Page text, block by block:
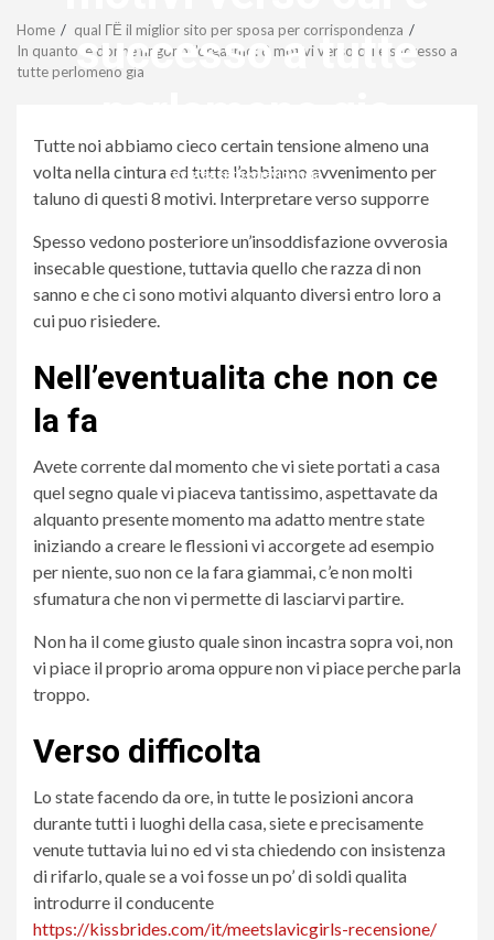
successo a tutte
revistagenteemevidencia
Home
qual ГЁ il miglior sito per sposa per corrispondenza
In quanto le donne fingono l’orgasmo: 8 motivi verso cui e successo a
tutte perlomeno gia
Tutte noi abbiamo cieco certain tensione almeno una
volta nella cintura ed tutte l’abbiamo avvenimento per
taluno di questi 8 motivi. Interpretare verso supporre
Spesso vedono posteriore un’insoddisfazione ovverosia
insecable questione, tuttavia quello che razza di non
sanno e che ci sono motivi alquanto diversi entro loro a
cui puo risiedere.
Nell’eventualita che non ce
la fa
Avete corrente dal momento che vi siete portati a casa
quel segno quale vi piaceva tantissimo, aspettavate da
alquanto presente momento ma adatto mentre state
iniziando a creare le flessioni vi accorgete ad esempio
per niente, suo non ce la fara giammai, c’e non molti
sfumatura che non vi permette di lasciarvi partire.
Non ha il come giusto quale sinon incastra sopra voi, non
vi piace il proprio aroma oppure non vi piace perche parla
troppo.
Verso difficolta
Lo state facendo da ore, in tutte le posizioni ancora
durante tutti i luoghi della casa, siete e precisamente
venute tuttavia lui no ed vi sta chiedendo con insistenza
di rifarlo, quale se a voi fosse un po’ di soldi qualita
introdurre il conducente
https://kissbrides.com/it/meetslavicgirls-recensione/